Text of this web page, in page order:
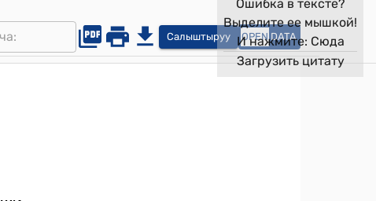
Салыштыруу OPEN DATA
Ошибка в тексте?
Выделите ее мышкой!
И нажмите: Сюда
Загрузить цитату